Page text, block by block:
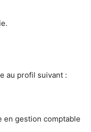
au profil suivant :
en gestion comptable